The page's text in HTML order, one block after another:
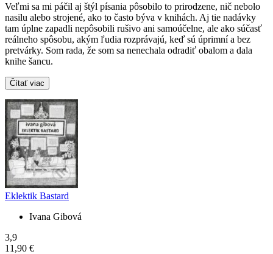
Veľmi sa mi páčil aj štýl písania pôsobilo to prirodzene, nič nebolo
nasilu alebo strojené, ako to často býva v knihách. Aj tie nadávky
tam úplne zapadli nepôsobili rušivo ani samoúčelne, ale ako súčasť
reálneho spôsobu, akým ľudia rozprávajú, keď sú úprimní a bez
pretvárky. Som rada, že som sa nenechala odradiť obalom a dala
knihe šancu.
Čítať viac
Eklektik Bastard
Ivana Gibová
3,9
11,90 €